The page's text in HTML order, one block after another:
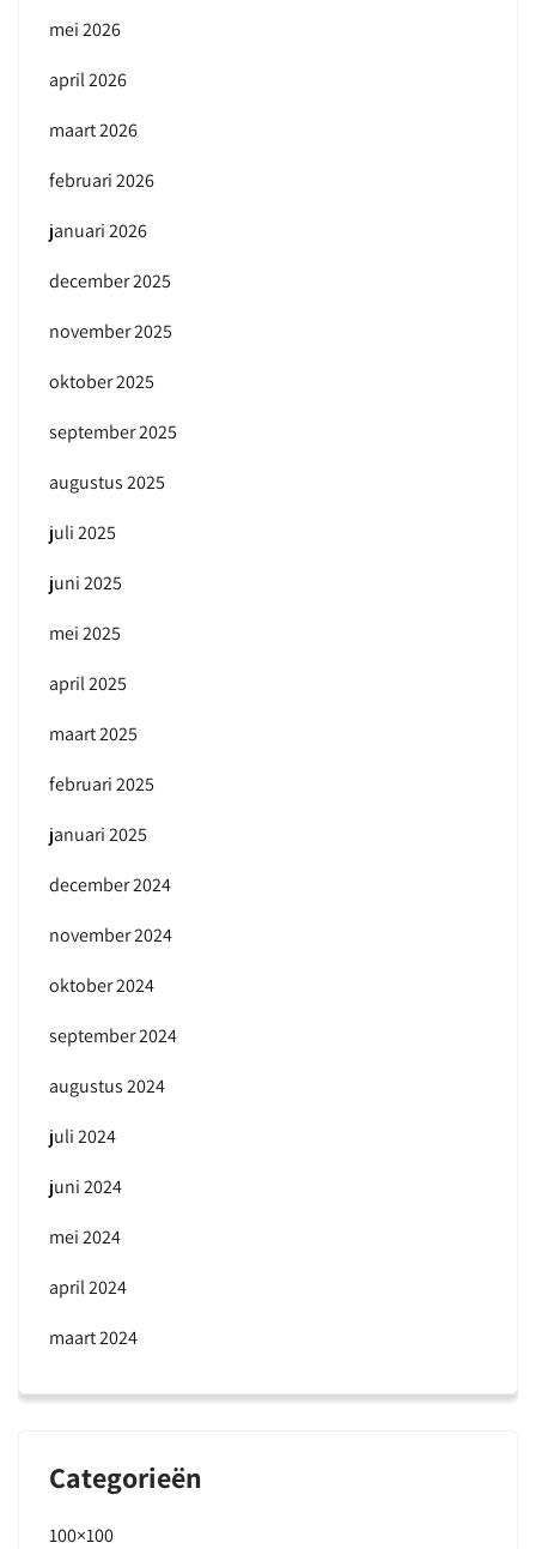
mei 2026
april 2026
maart 2026
februari 2026
januari 2026
december 2025
november 2025
oktober 2025
september 2025
augustus 2025
juli 2025
juni 2025
mei 2025
april 2025
maart 2025
februari 2025
januari 2025
december 2024
november 2024
oktober 2024
september 2024
augustus 2024
juli 2024
juni 2024
mei 2024
april 2024
maart 2024
Categorieën
100×100